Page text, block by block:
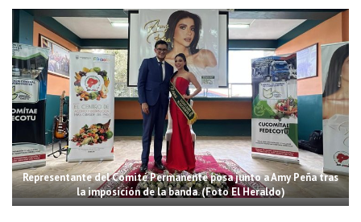
Representante del Comité Permanente posa junto a Amy Peña tras
la imposición de la banda. (Foto El Heraldo)